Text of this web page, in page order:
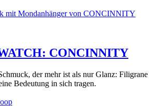
CONCINNITY
der mehr ist als nur Glanz: Filigrane
Bedeutung in sich tragen.